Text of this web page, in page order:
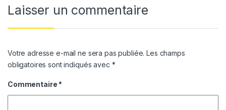
Laisser un commentaire
Votre adresse e-mail ne sera pas publiée. Les champs
obligatoires sont indiqués avec *
Commentaire *